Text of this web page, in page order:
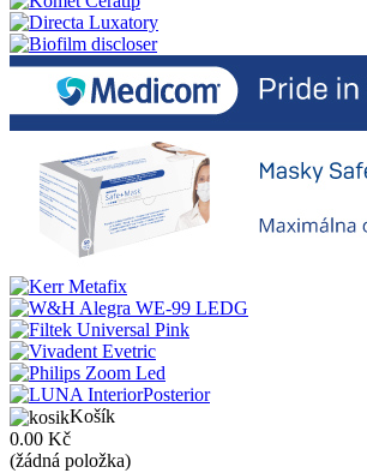
Košík
0.00 Kč
(žádná položka)